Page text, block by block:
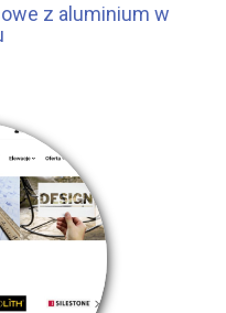
z aluminium w